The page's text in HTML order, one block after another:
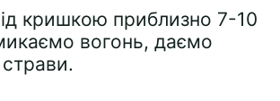
кришкою приблизно 7-10
вогонь, даємо